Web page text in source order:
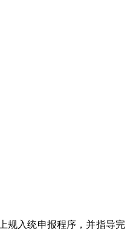
规入统申报程序，并指导完